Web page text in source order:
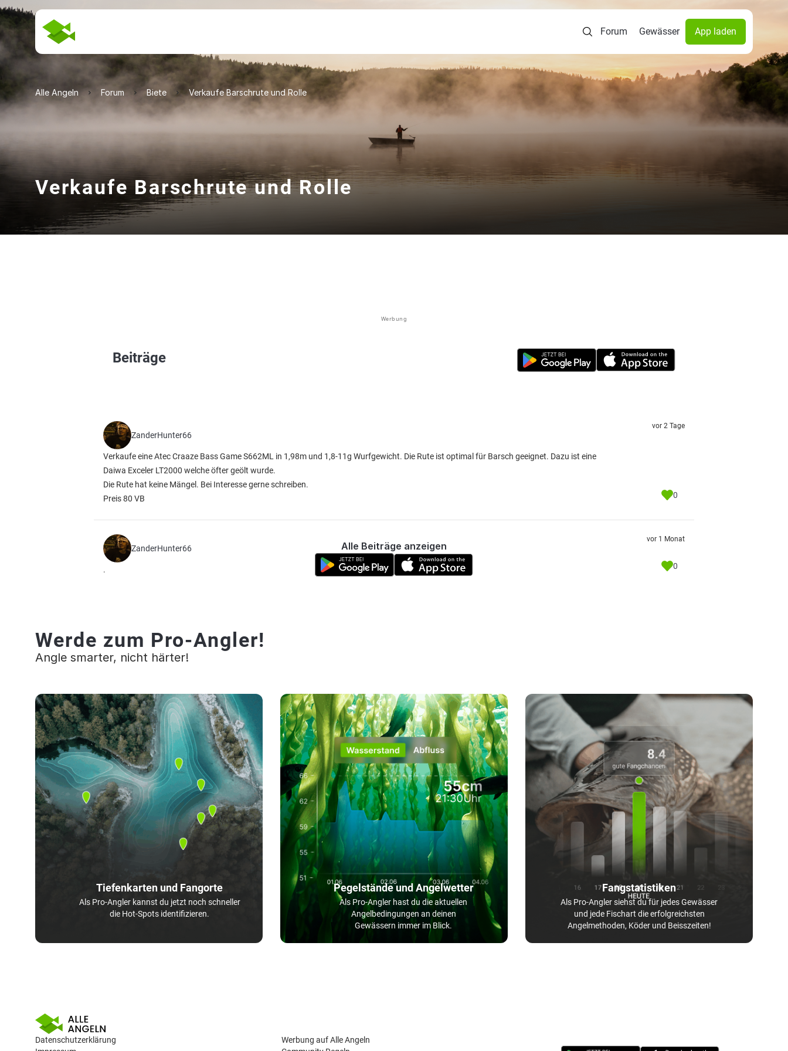
Forum Gewässer App laden
Alle Angeln Forum Biete Verkaufe Barschrute und Rolle
Verkaufe Barschrute und Rolle
Werbung
Beiträge
ZanderHunter66
Verkaufe eine Atec Craaze Bass Game S662ML in 1,98m und 1,8-11g Wurfgewicht. Die Rute ist optimal für Barsch geeignet. Dazu ist eine
Daiwa Exceler LT2000 welche öfter geölt wurde.
Die Rute hat keine Mängel. Bei Interesse gerne schreiben.
Preis 80 VB
vor 2 Tage
0
ZanderHunter66
.
vor 1 Monat
0
Alle Beiträge anzeigen
Werde zum Pro-Angler!
Angle smarter, nicht härter!
Tiefenkarten und Fangorte
Als Pro-Angler kannst du jetzt noch schneller
die Hot-Spots identifizieren.
Pegelstände und Angelwetter
Als Pro-Angler hast du die aktuellen
Angelbedingungen an deinen
Gewässern immer im Blick.
Fangstatistiken
Als Pro-Angler siehst du für jedes Gewässer
und jede Fischart die erfolgreichsten
Angelmethoden, Köder und Beisszeiten!
Datenschutzerklärung
Werbung auf Alle Angeln